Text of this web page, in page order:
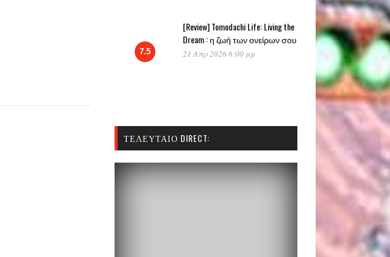
7.5
[Review] Tomodachi Life: Living the
Dream : η ζωή των ονείρων σου
21 Απρ 2026 6:00 μμ
ΤΕΛΕΥΤΑΊΟ DIRECT: